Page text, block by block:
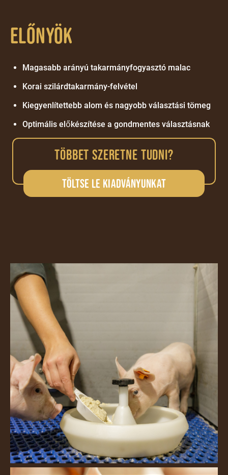
ELŐNYÖK
Magasabb arányú takarmányfogyasztó malac
Korai szilárdtakarmány-felvétel
Kiegyenlítettebb alom és nagyobb választási tömeg
Optimális előkészítése a gondmentes választásnak
TÖBBET SZERETNE TUDNI?
Töltse le kiadványunkat